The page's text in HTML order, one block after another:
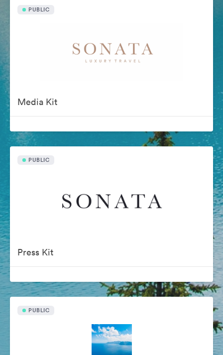
PUBLIC
Media Kit
PUBLIC
Press Kit
PUBLIC